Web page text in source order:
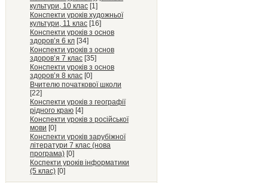
культури, 10 клас [1]
Конспекти уроків художньої
культури, 11 клас [16]
Конспекти уроків з основ
здоров’я 6 кл [34]
Конспекти уроків з основ
здоров’я 7 клас [35]
Конспекти уроків з основ
здоров’я 8 клас [0]
Вчителю початкової школи
[22]
Конспекти уроків з географії
рідного краю [4]
Конспекти уроків з російської
мови [0]
Конспекти уроків зарубіжної
літератури 7 клас (нова
програма) [0]
Коспекти уроків інформатики
(5 клас) [0]